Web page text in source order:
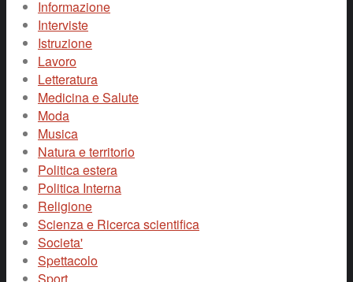
Informazione
Interviste
Istruzione
Lavoro
Letteratura
Medicina e Salute
Moda
Musica
Natura e territorio
Politica estera
Politica Interna
Religione
Scienza e Ricerca scientifica
Societa'
Spettacolo
Sport